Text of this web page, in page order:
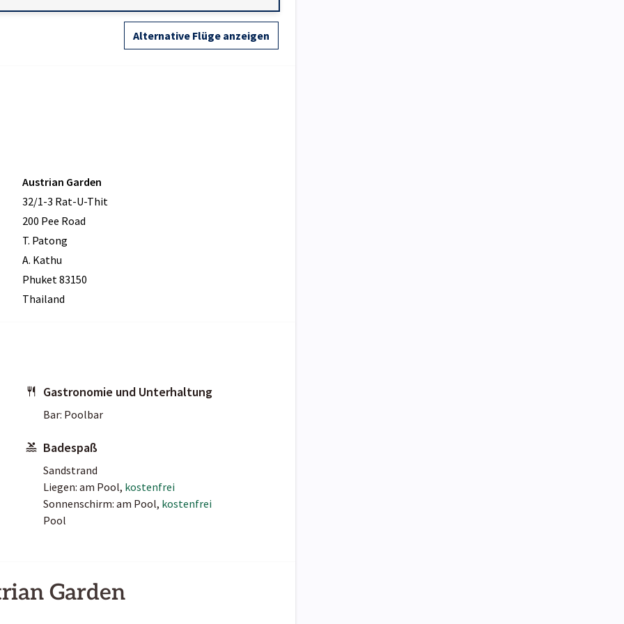
Alternative Flüge anzeigen
Austrian Garden
32/1-3 Rat-U-Thit
200 Pee Road
T. Patong
A. Kathu
Phuket 83150
Thailand
Gastronomie und Unterhaltung
Bar: Poolbar
Badespaß
Sandstrand
Liegen: am Pool, kostenfrei
Sonnenschirm: am Pool, kostenfrei
Pool
Garden